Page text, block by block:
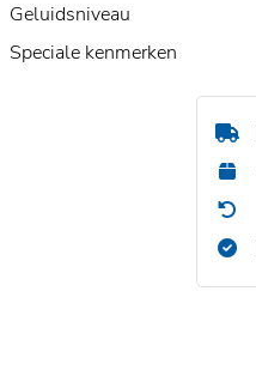
Geluidsniveau
Speciale kenmerken